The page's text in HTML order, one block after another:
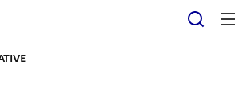
des cookies tarteaucitron